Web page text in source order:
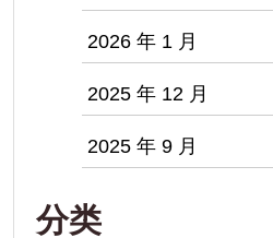
2026 年 1 月
2025 年 12 月
2025 年 9 月
分类